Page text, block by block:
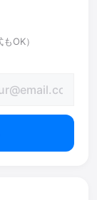
OK）